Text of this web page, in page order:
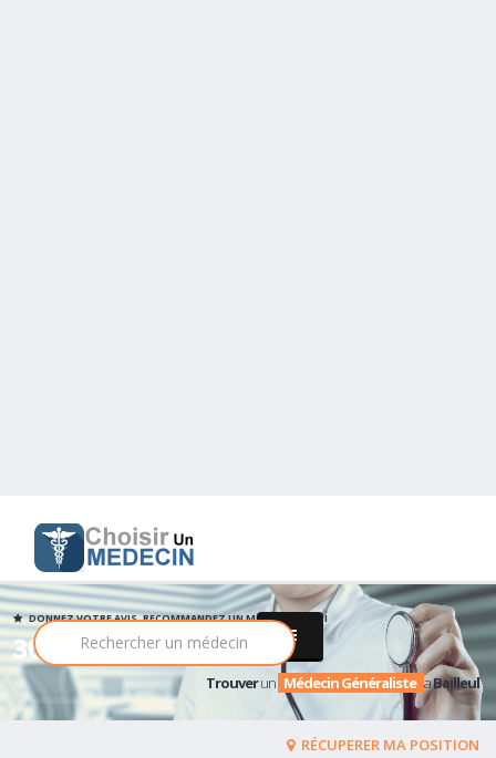
30 Médecin Généraliste
DONNEZ VOTRE AVIS, RECOMMANDEZ UN MEDECIN PARMI
Trouverun Médecin Généraliste aBailleul
RÉCUPERER MA POSITION